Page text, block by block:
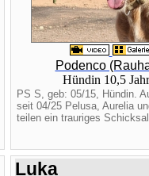
Podenco
Hündin 10,5
PS S, geb: 05/15, Hündin.
seit 04/25 Pelusa, Aurelia
teilen ein trauriges
Luka